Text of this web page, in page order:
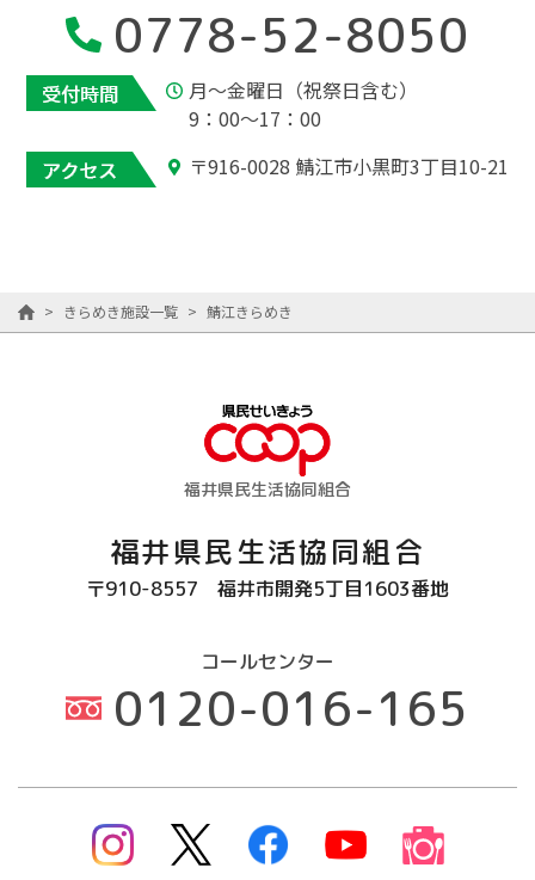
0778-52-8050
月～金曜日（祝祭日含む）
9：00～17：00
〒916-0028 鯖江市小黒町3丁目10-21
> きらめき施設一覧 > 鯖江きらめき
福井県民生活協同組合
福井県民生活協同組合
〒910-8557 福井市開発5丁目1603番地
コールセンター
0120-016-165